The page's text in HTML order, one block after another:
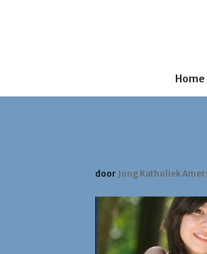
Home
door Jong Katholiek